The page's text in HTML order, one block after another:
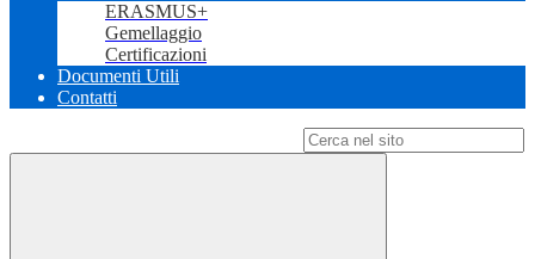
ERASMUS+
Gemellaggio
Certificazioni
Documenti Utili
Contatti